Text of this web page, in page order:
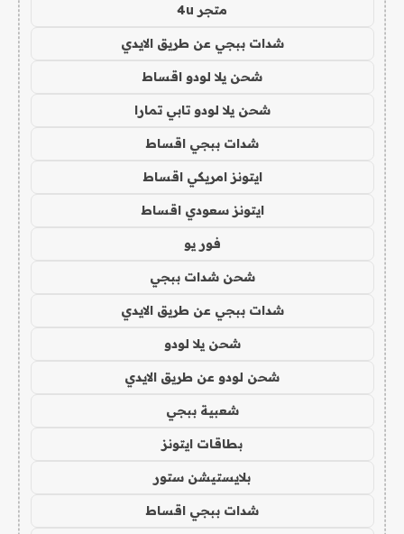
متجر 4u
شدات ببجي عن طريق الايدي
شحن يلا لودو اقساط
شحن يلا لودو تابي تمارا
شدات ببجي اقساط
ايتونز امريكي اقساط
ايتونز سعودي اقساط
فور يو
شحن شدات ببجي
شدات ببجي عن طريق الايدي
شحن يلا لودو
شحن لودو عن طريق الايدي
شعبية ببجي
بطاقات ايتونز
بلايستيشن ستور
شدات ببجي اقساط